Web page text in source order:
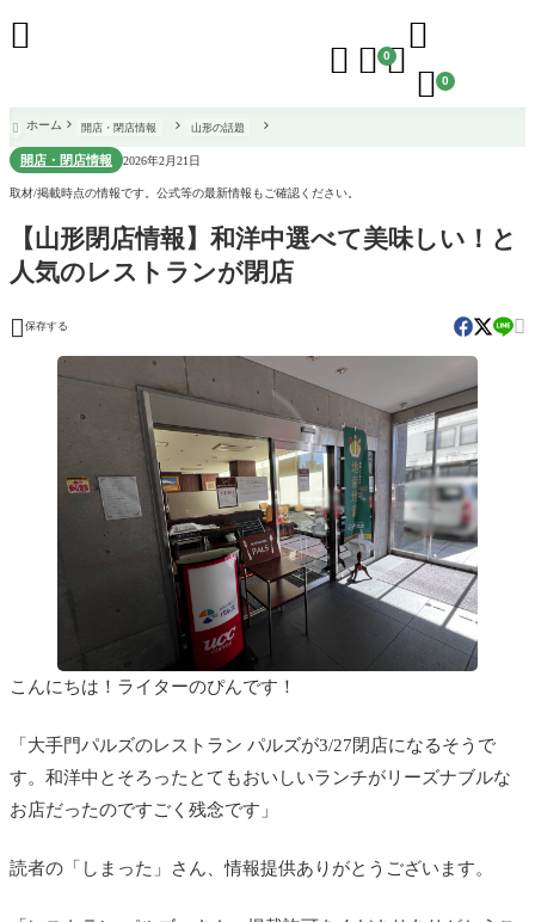
  0

 0

 ホーム 開店・閉店情報 山形の話題
開店・閉店情報 2026年2月21日
取材/掲載時点の情報です。公式等の最新情報もご確認ください。
【山形閉店情報】和洋中選べて美味しい！と
人気のレストランが閉店
 保存する 
こんにちは！ライターのぴんです！
「大手門パルズのレストラン パルズが3/27閉店になるそうで
す。和洋中とそろったとてもおいしいランチがリーズナブルな
お店だったのですごく残念です」
読者の「しまった」さん、情報提供ありがとうございます。